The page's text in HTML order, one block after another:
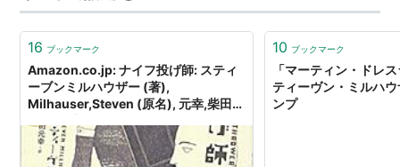
がります。 また人あるいはマネキンを主軸とした物語以
外に、虫のコーラスや、精密な情景描写、散文詩など…
16 ブックマーク
Amazon.co.jp: ナイフ投げ師: スティ
ーブンミルハウザー (著),
Milhauser,Steven (原名), 元幸,柴田
10 ブックマーク
「マーティン・ドレ
ティーヴン・ミルハ
ンプ